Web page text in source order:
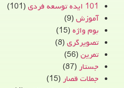
101 ایده توسعه فردی
(101)
آموزش (9)
بوم واژه (15)
تصویرگری (8)
تمرین (56)
جستار (87)
جملات قصار (15)